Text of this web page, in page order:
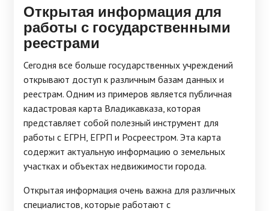
Открытая информация для
работы с государственными
реестрами
Сегодня все больше государственных учреждений
открывают доступ к различным базам данных и
реестрам. Одним из примеров является публичная
кадастровая карта Владикавказа, которая
представляет собой полезный инструмент для
работы с ЕГРН, ЕГРП и Росреестром. Эта карта
содержит актуальную информацию о земельных
участках и объектах недвижимости города.
Открытая информация очень важна для различных
специалистов, которые работают с